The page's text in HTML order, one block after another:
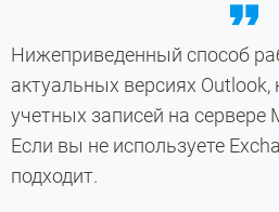
Нижеприведенный способ
актуальных версиях Outlook,
учетных записей на сервере
Если вы не используете
подходит.